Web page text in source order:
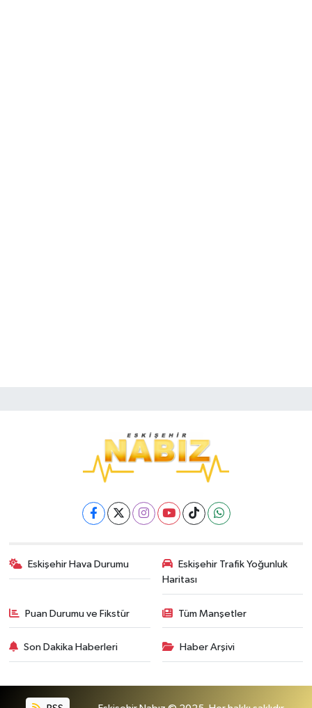
Eskişehir Hava Durumu
Eskişehir Trafik Yoğunluk
Haritası
Puan Durumu ve Fikstür Tüm Manşetler
Son Dakika Haberleri Haber Arşivi